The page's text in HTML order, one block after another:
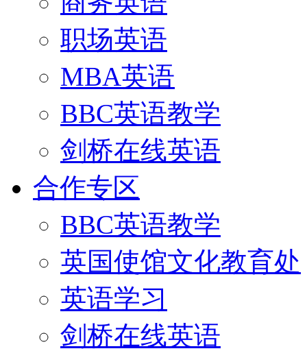
职场英语
MBA英语
BBC英语教学
剑桥在线英语
合作专区
BBC英语教学
英国使馆文化教育处
英语学习
剑桥在线英语